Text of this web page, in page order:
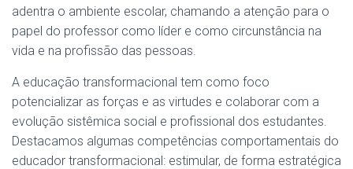
adentra o ambiente escolar, chamando a atenção para o
papel do professor como líder e como circunstância na
vida e na profissão das pessoas.
A educação transformacional tem como foco
potencializar as forças e as virtudes e colaborar com a
evolução sistêmica social e profissional dos estudantes.
Destacamos algumas competências comportamentais do
educador transformacional: estimular, de forma estratégica